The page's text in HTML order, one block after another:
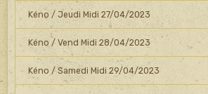
Kéno / Jeudi Midi 27/04/2023
Kéno / Vend Midi 28/04/2023
Kéno / Samedi Midi 29/04/2023